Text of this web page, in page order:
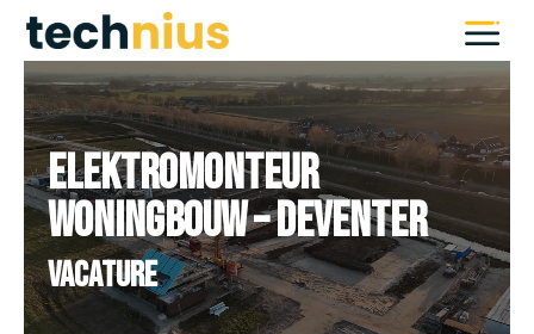
Videospeler
Elektromonteur
Woningbouw – Deventer
Vacature